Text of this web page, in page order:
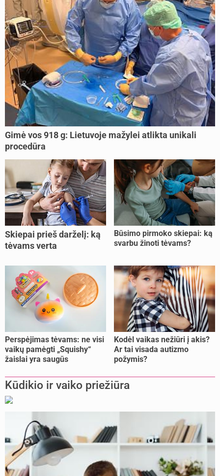
Gimė vos 918 g: Lietuvoje mažylei atlikta unikali
procedūra
Skiepai prieš darželį: ką
tėvams verta
Būsimo pirmoko skiepai: ką
svarbu žinoti tėvams?
Perspėjimas tėvams: ne visi
vaikų pamėgti „Squishy“
žaislai yra saugūs
Kodėl vaikas nežiūri į akis?
Ar tai visada autizmo
požymis?
Kūdikio ir vaiko priežiūra